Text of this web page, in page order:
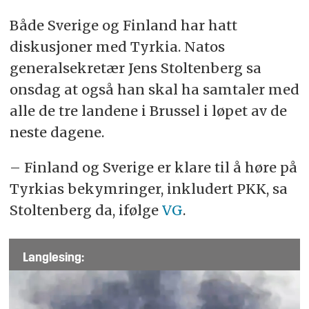
Både Sverige og Finland har hatt
diskusjoner med Tyrkia. Natos
generalsekretær Jens Stoltenberg sa
onsdag at også han skal ha samtaler med
alle de tre landene i Brussel i løpet av de
neste dagene.
– Finland og Sverige er klare til å høre på
Tyrkias bekymringer, inkludert PKK, sa
Stoltenberg da, ifølge VG.
Langlesing: